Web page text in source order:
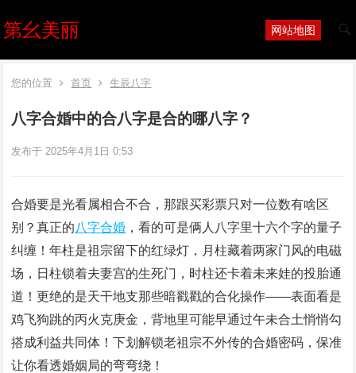
第幺美丽 网站地图
您的位置 首页 生辰八字
八字合婚中的合八字是合的哪八字？
发布于 2025年4月1日 0:53
合婚要是光看属相合不合，那跟买彩票只对一位数有啥区
别？真正的八字合婚 ，看的可是俩人八字里十六个字的量子
纠缠！年柱是祖宗留下的红绿灯，月柱藏着两家门风的电磁
场，日柱锁着夫妻宫的生死门，时柱还卡着未来娃的投胎通
道！更绝的是天干地支那些暗戳戳的合化操作——表面看是
鸡飞狗跳的丙火克庚金，背地里可能早通过午未合土悄悄勾
搭成利益共同体！下划解锁老祖宗不外传的合婚密码，保准
让你看透婚姻局的弯弯绕！